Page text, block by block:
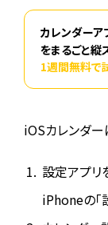
カレンダーア
をまるごと縦
1週間無料で
iOSカレンダ
設定アプリ
iPhoneの「